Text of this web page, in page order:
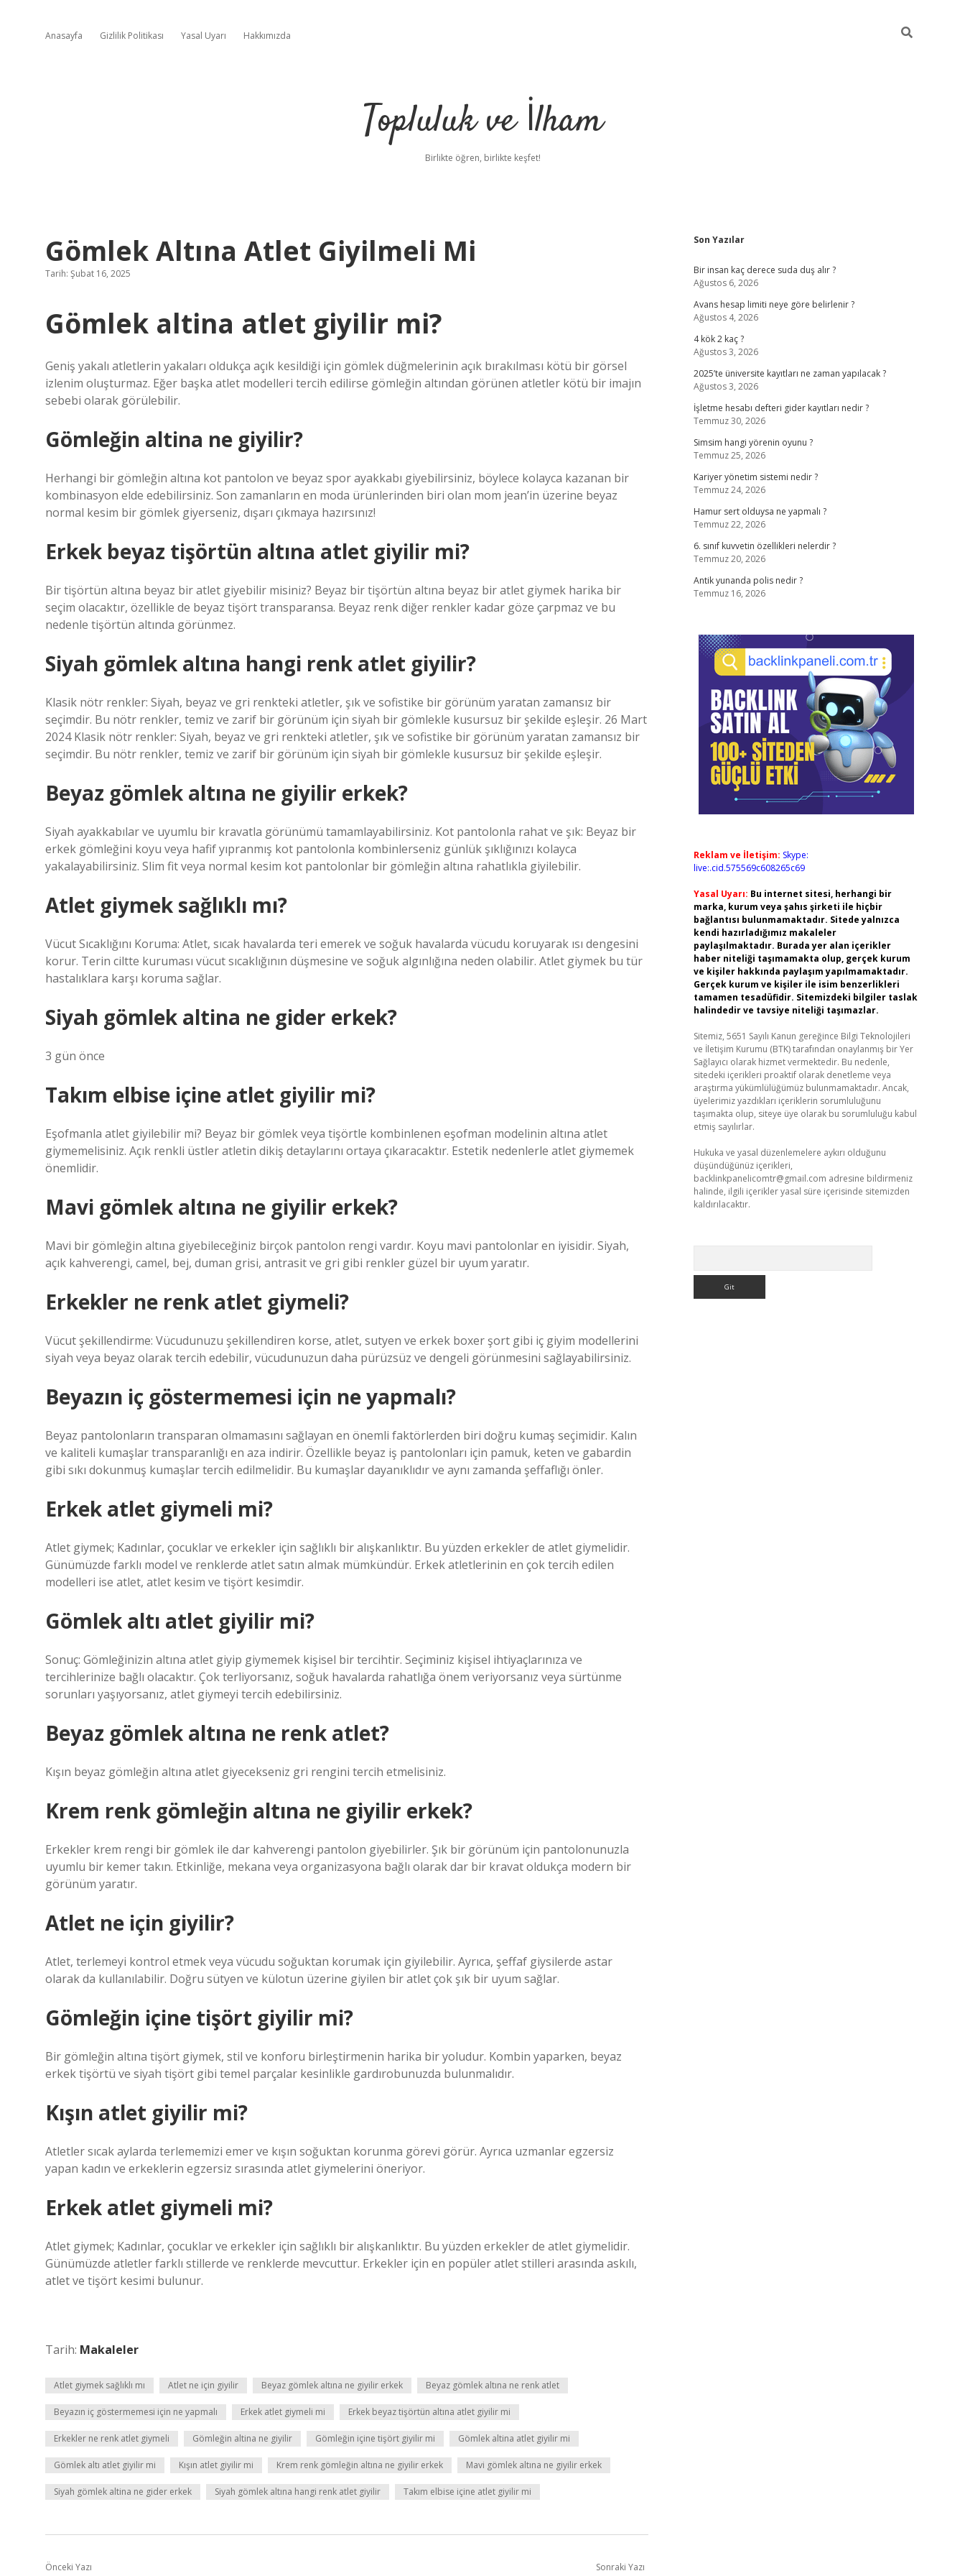
Anasayfa Gizlilik Politikası Yasal Uyarı Hakkımızda
Topluluk ve İlham
Birlikte öğren, birlikte keşfet!
Gömlek Altına Atlet Giyilmeli Mi
Tarih: Şubat 16, 2025
Gömlek altina atlet giyilir mi?
Geniş yakalı atletlerin yakaları oldukça açık kesildiği için gömlek düğmelerinin açık bırakılması kötü bir görsel
izlenim oluşturmaz. Eğer başka atlet modelleri tercih edilirse gömleğin altından görünen atletler kötü bir imajın
sebebi olarak görülebilir.
Gömleğin altina ne giyilir?
Herhangi bir gömleğin altına kot pantolon ve beyaz spor ayakkabı giyebilirsiniz, böylece kolayca kazanan bir
kombinasyon elde edebilirsiniz. Son zamanların en moda ürünlerinden biri olan mom jean’in üzerine beyaz
normal kesim bir gömlek giyerseniz, dışarı çıkmaya hazırsınız!
Erkek beyaz tişörtün altına atlet giyilir mi?
Bir tişörtün altına beyaz bir atlet giyebilir misiniz? Beyaz bir tişörtün altına beyaz bir atlet giymek harika bir
seçim olacaktır, özellikle de beyaz tişört transparansa. Beyaz renk diğer renkler kadar göze çarpmaz ve bu
nedenle tişörtün altında görünmez.
Siyah gömlek altına hangi renk atlet giyilir?
Klasik nötr renkler: Siyah, beyaz ve gri renkteki atletler, şık ve sofistike bir görünüm yaratan zamansız bir
seçimdir. Bu nötr renkler, temiz ve zarif bir görünüm için siyah bir gömlekle kusursuz bir şekilde eşleşir. 26 Mart
2024 Klasik nötr renkler: Siyah, beyaz ve gri renkteki atletler, şık ve sofistike bir görünüm yaratan zamansız bir
seçimdir. Bu nötr renkler, temiz ve zarif bir görünüm için siyah bir gömlekle kusursuz bir şekilde eşleşir.
Beyaz gömlek altına ne giyilir erkek?
Siyah ayakkabılar ve uyumlu bir kravatla görünümü tamamlayabilirsiniz. Kot pantolonla rahat ve şık: Beyaz bir
erkek gömleğini koyu veya hafif yıpranmış kot pantolonla kombinlerseniz günlük şıklığınızı kolayca
yakalayabilirsiniz. Slim fit veya normal kesim kot pantolonlar bir gömleğin altına rahatlıkla giyilebilir.
Atlet giymek sağlıklı mı?
Vücut Sıcaklığını Koruma: Atlet, sıcak havalarda teri emerek ve soğuk havalarda vücudu koruyarak ısı dengesini
korur. Terin ciltte kuruması vücut sıcaklığının düşmesine ve soğuk algınlığına neden olabilir. Atlet giymek bu tür
hastalıklara karşı koruma sağlar.
Siyah gömlek altina ne gider erkek?
3 gün önce
Takım elbise içine atlet giyilir mi?
Eşofmanla atlet giyilebilir mi? Beyaz bir gömlek veya tişörtle kombinlenen eşofman modelinin altına atlet
giymemelisiniz. Açık renkli üstler atletin dikiş detaylarını ortaya çıkaracaktır. Estetik nedenlerle atlet giymemek
önemlidir.
Mavi gömlek altına ne giyilir erkek?
Mavi bir gömleğin altına giyebileceğiniz birçok pantolon rengi vardır. Koyu mavi pantolonlar en iyisidir. Siyah,
açık kahverengi, camel, bej, duman grisi, antrasit ve gri gibi renkler güzel bir uyum yaratır.
Erkekler ne renk atlet giymeli?
Vücut şekillendirme: Vücudunuzu şekillendiren korse, atlet, sutyen ve erkek boxer şort gibi iç giyim modellerini
siyah veya beyaz olarak tercih edebilir, vücudunuzun daha pürüzsüz ve dengeli görünmesini sağlayabilirsiniz.
Beyazın iç göstermemesi için ne yapmalı?
Beyaz pantolonların transparan olmamasını sağlayan en önemli faktörlerden biri doğru kumaş seçimidir. Kalın
ve kaliteli kumaşlar transparanlığı en aza indirir. Özellikle beyaz iş pantolonları için pamuk, keten ve gabardin
gibi sıkı dokunmuş kumaşlar tercih edilmelidir. Bu kumaşlar dayanıklıdır ve aynı zamanda şeffaflığı önler.
Erkek atlet giymeli mi?
Atlet giymek; Kadınlar, çocuklar ve erkekler için sağlıklı bir alışkanlıktır. Bu yüzden erkekler de atlet giymelidir.
Günümüzde farklı model ve renklerde atlet satın almak mümkündür. Erkek atletlerinin en çok tercih edilen
modelleri ise atlet, atlet kesim ve tişört kesimdir.
Gömlek altı atlet giyilir mi?
Sonuç: Gömleğinizin altına atlet giyip giymemek kişisel bir tercihtir. Seçiminiz kişisel ihtiyaçlarınıza ve
tercihlerinize bağlı olacaktır. Çok terliyorsanız, soğuk havalarda rahatlığa önem veriyorsanız veya sürtünme
sorunları yaşıyorsanız, atlet giymeyi tercih edebilirsiniz.
Beyaz gömlek altına ne renk atlet?
Kışın beyaz gömleğin altına atlet giyecekseniz gri rengini tercih etmelisiniz.
Krem renk gömleğin altına ne giyilir erkek?
Erkekler krem ​​rengi bir gömlek ile dar kahverengi pantolon giyebilirler. Şık bir görünüm için pantolonunuzla
uyumlu bir kemer takın. Etkinliğe, mekana veya organizasyona bağlı olarak dar bir kravat oldukça modern bir
görünüm yaratır.
Atlet ne için giyilir?
Atlet, terlemeyi kontrol etmek veya vücudu soğuktan korumak için giyilebilir. Ayrıca, şeffaf giysilerde astar
olarak da kullanılabilir. Doğru sütyen ve külotun üzerine giyilen bir atlet çok şık bir uyum sağlar.
Gömleğin içine tişört giyilir mi?
Bir gömleğin altına tişört giymek, stil ve konforu birleştirmenin harika bir yoludur. Kombin yaparken, beyaz
erkek tişörtü ve siyah tişört gibi temel parçalar kesinlikle gardırobunuzda bulunmalıdır.
Kışın atlet giyilir mi?
Atletler sıcak aylarda terlememizi emer ve kışın soğuktan korunma görevi görür. Ayrıca uzmanlar egzersiz
yapan kadın ve erkeklerin egzersiz sırasında atlet giymelerini öneriyor.
Erkek atlet giymeli mi?
Atlet giymek; Kadınlar, çocuklar ve erkekler için sağlıklı bir alışkanlıktır. Bu yüzden erkekler de atlet giymelidir.
Günümüzde atletler farklı stillerde ve renklerde mevcuttur. Erkekler için en popüler atlet stilleri arasında askılı,
atlet ve tişört kesimi bulunur.
Tarih: Makaleler
Atlet giymek sağlıklı mı Atlet ne için giyilir Beyaz gömlek altına ne giyilir erkek Beyaz gömlek altına ne renk atlet
Beyazın iç göstermemesi için ne yapmalı Erkek atlet giymeli mi Erkek beyaz tişörtün altına atlet giyilir mi
Erkekler ne renk atlet giymeli Gömleğin altina ne giyilir Gömleğin içine tişört giyilir mi Gömlek altina atlet giyilir mi
Gömlek altı atlet giyilir mi Kışın atlet giyilir mi Krem renk gömleğin altına ne giyilir erkek Mavi gömlek altına ne giyilir erkek
Siyah gömlek altina ne gider erkek Siyah gömlek altına hangi renk atlet giyilir Takım elbise içine atlet giyilir mi
Önceki Yazı Sonraki Yazı
Sidebar
Son Yazılar
Bir insan kaç derece suda duş alır ?
Ağustos 6, 2026
Avans hesap limiti neye göre belirlenir ?
Ağustos 4, 2026
4 kök 2 kaç ?
Ağustos 3, 2026
2025’te üniversite kayıtları ne zaman yapılacak ?
Ağustos 3, 2026
İşletme hesabı defteri gider kayıtları nedir ?
Temmuz 30, 2026
Simsim hangi yörenin oyunu ?
Temmuz 25, 2026
Kariyer yönetim sistemi nedir ?
Temmuz 24, 2026
Hamur sert olduysa ne yapmalı ?
Temmuz 22, 2026
6. sınıf kuvvetin özellikleri nelerdir ?
Temmuz 20, 2026
Antik yunanda polis nedir ?
Temmuz 16, 2026
Reklam ve İletişim: Skype:
live:.cid.575569c608265c69
Yasal Uyarı: Bu internet sitesi, herhangi bir
marka, kurum veya şahıs şirketi ile hiçbir
bağlantısı bulunmamaktadır. Sitede yalnızca
kendi hazırladığımız makaleler
paylaşılmaktadır. Burada yer alan içerikler
haber niteliği taşımamakta olup, gerçek kurum
ve kişiler hakkında paylaşım yapılmamaktadır.
Gerçek kurum ve kişiler ile isim benzerlikleri
tamamen tesadüfidir. Sitemizdeki bilgiler taslak
halindedir ve tavsiye niteliği taşımazlar.
Sitemiz, 5651 Sayılı Kanun gereğince Bilgi Teknolojileri
ve İletişim Kurumu (BTK) tarafından onaylanmış bir Yer
Sağlayıcı olarak hizmet vermektedir. Bu nedenle,
sitedeki içerikleri proaktif olarak denetleme veya
araştırma yükümlülüğümüz bulunmamaktadır. Ancak,
üyelerimiz yazdıkları içeriklerin sorumluluğunu
taşımakta olup, siteye üye olarak bu sorumluluğu kabul
etmiş sayılırlar.
Hukuka ve yasal düzenlemelere aykırı olduğunu
düşündüğünüz içerikleri,
backlinkpanelicomtr@gmail.com adresine bildirmeniz
halinde, ilgili içerikler yasal süre içerisinde sitemizden
kaldırılacaktır.